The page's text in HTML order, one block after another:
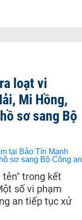
loạt vi
Mi Hồng,
sơ sang Bộ
tên" trong kết
số vi phạm
an tiếp tục xử